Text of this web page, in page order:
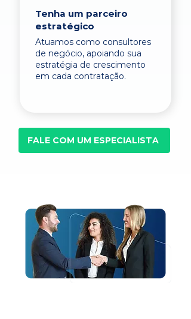
Tenha um parceiro
estratégico
Atuamos como consultores
de negócio, apoiando sua
estratégia de crescimento
em cada contratação.
FALE COM UM ESPECIALISTA